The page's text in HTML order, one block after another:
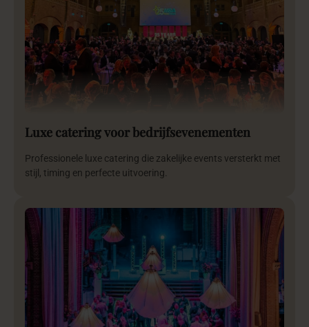
Luxe catering voor bedrijfsevenementen
Professionele luxe catering die zakelijke events versterkt met
stijl, timing en perfecte uitvoering.